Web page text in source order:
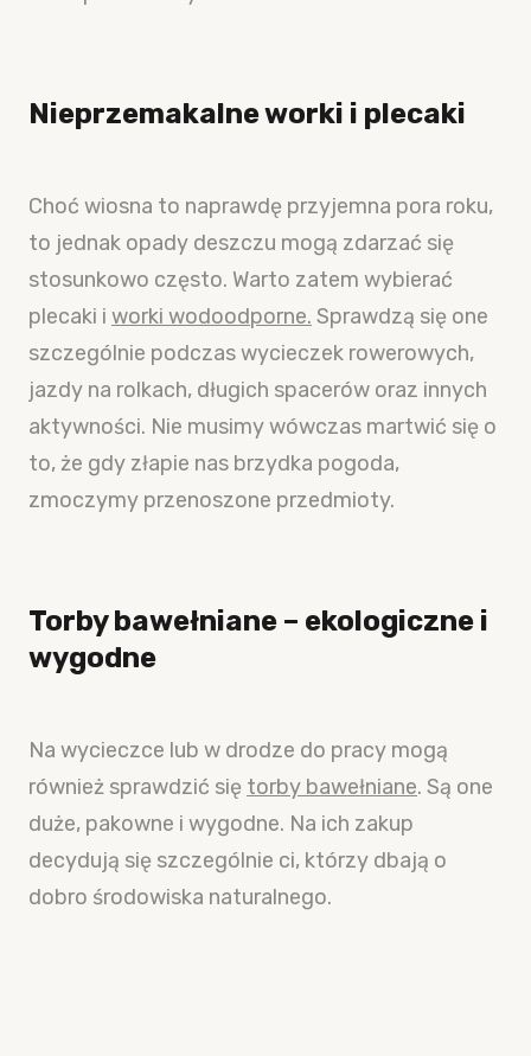
Nieprzemakalne worki i plecaki
Choć wiosna to naprawdę przyjemna pora roku,
to jednak opady deszczu mogą zdarzać się
stosunkowo często. Warto zatem wybierać
plecaki i worki wodoodporne. Sprawdzą się one
szczególnie podczas wycieczek rowerowych,
jazdy na rolkach, długich spacerów oraz innych
aktywności. Nie musimy wówczas martwić się o
to, że gdy złapie nas brzydka pogoda,
zmoczymy przenoszone przedmioty.
Torby bawełniane – ekologiczne i
wygodne
Na wycieczce lub w drodze do pracy mogą
również sprawdzić się torby bawełniane. Są one
duże, pakowne i wygodne. Na ich zakup
decydują się szczególnie ci, którzy dbają o
dobro środowiska naturalnego.